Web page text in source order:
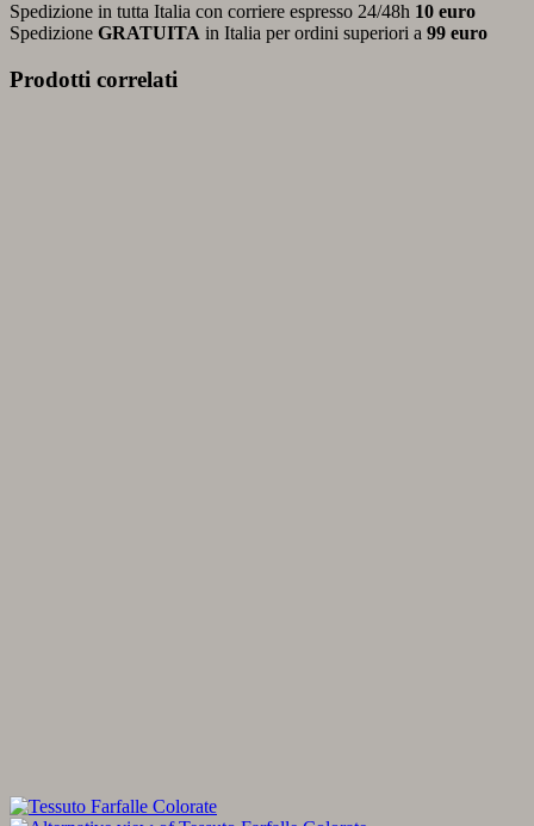
Spedizione in tutta Italia con corriere espresso 24/48h 10 euro
Spedizione GRATUITA in Italia per ordini superiori a 99 euro
Prodotti correlati